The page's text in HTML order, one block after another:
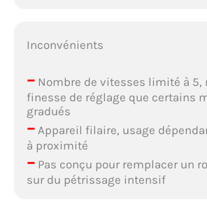
Inconvénients
–Nombre de vitesses limité à 5,
finesse de réglage que certains
gradués
–Appareil filaire, usage
à proximité
–Pas conçu pour remplacer un
sur du pétrissage intensif